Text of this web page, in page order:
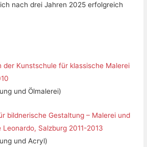
nach drei Jahren 2025 erfolgreich
der Kunstschule für klassische Malerei
und Ölmalerei)
bildnerische Gestaltung – Malerei und
Salzburg 2011-2013
und Acryl)